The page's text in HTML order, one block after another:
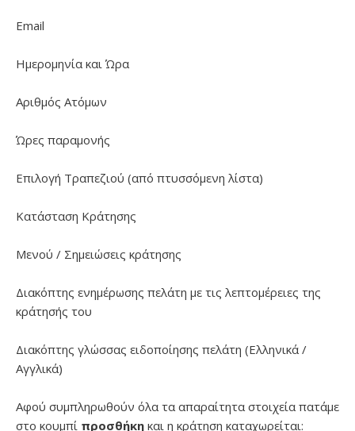
Email
Ημερομηνία και Ώρα
Αριθμός Ατόμων
Ώρες παραμονής
Επιλογή Τραπεζιού (από πτυσσόμενη λίστα)
Κατάσταση Κράτησης
Μενού / Σημειώσεις κράτησης
Διακόπτης ενημέρωσης πελάτη με τις λεπτομέρειες της
κράτησής του
Διακόπτης γλώσσας ειδοποίησης πελάτη (Ελληνικά /
Αγγλικά)
Αφού συμπληρωθούν όλα τα απαραίτητα στοιχεία πατάμε
στο κουμπί προσθήκη και η κράτηση καταχωρείται: